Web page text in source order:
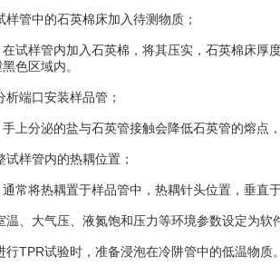
中的石英棉床加入待测物质；
样管内加入石英棉，将其压实，石英棉床厚度
色区域内。
端口安装样品管；
分泌的盐与石英管接触会降低石英管的熔点
样管内的热耦位置；
将热耦置于样品管中，热耦针头位置，垂直
大气压、液氮饱和压力等环境参数设定为软
试验时，准备浸泡在冷阱管中的低温物质